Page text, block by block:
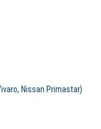
Nissan Primastar)